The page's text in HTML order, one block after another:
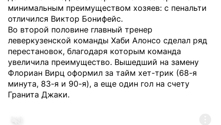
минимальным преимуществом хозяев: с пенальти
отличился Виктор Бонифейс.
Во второй половине главный тренер
леверкузенской команды Хаби Алонсо сделал ряд
перестановок, благодаря которым команда
увеличила преимущество. Вышедший на замену
Флориан Вирц оформил за тайм хет-трик (68-я
минута, 83-я и 90-я), а еще один гол на счету
Гранита Джаки.